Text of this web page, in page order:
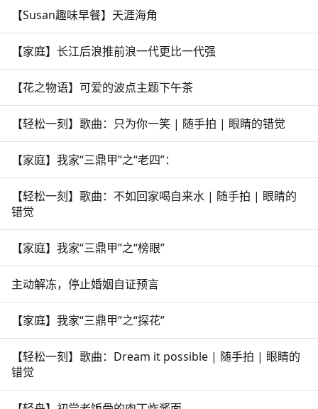
【Susan趣味早餐】天涯海角
【家庭】长江后浪推前浪一代更比一代强
【花之物语】可爱的波点主题下午茶
【轻松一刻】歌曲：只为你一笑 | 随手拍 | 眼睛的错觉
【家庭】我家“三鼎甲”之“老四”：
【轻松一刻】歌曲：不如回家喝自来水 | 随手拍 | 眼睛的
错觉
【家庭】我家“三鼎甲”之“榜眼”
主动解冻，停止婚姻自证预言
【家庭】我家“三鼎甲”之“探花”
【轻松一刻】歌曲：Dream it possible | 随手拍 | 眼睛的
错觉